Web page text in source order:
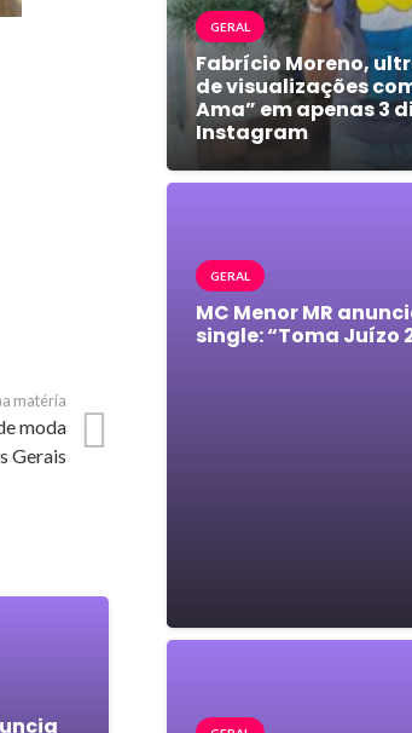
matéria
moda
Gerais
GERAL
Fabrício Moreno,
de visualizações
Ama” em apenas 3
Instagram
GERAL
MC Menor MR
single: “Toma Juízo